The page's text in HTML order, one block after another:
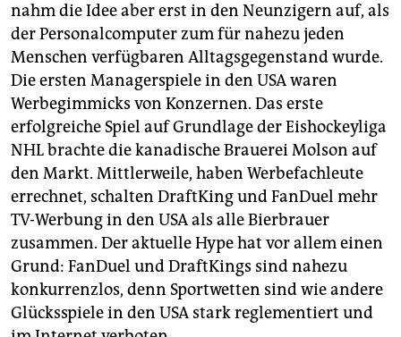
nahm die Idee aber erst in den Neunzigern auf, als
der Personalcomputer zum für nahezu jeden
Menschen verfügbaren Alltagsgegenstand wurde.
Die ersten Managerspiele in den USA waren
Werbegimmicks von Konzernen. Das erste
erfolgreiche Spiel auf Grundlage der Eishockeyliga
NHL brachte die kanadische Brauerei Molson auf
den Markt. Mittlerweile, haben Werbefachleute
errechnet, schalten DraftKing und FanDuel mehr
TV-Werbung in den USA als alle Bierbrauer
zusammen. Der aktuelle Hype hat vor allem einen
Grund: FanDuel und DraftKings sind nahezu
konkurrenzlos, denn Sportwetten sind wie andere
Glücksspiele in den USA stark reglementiert und